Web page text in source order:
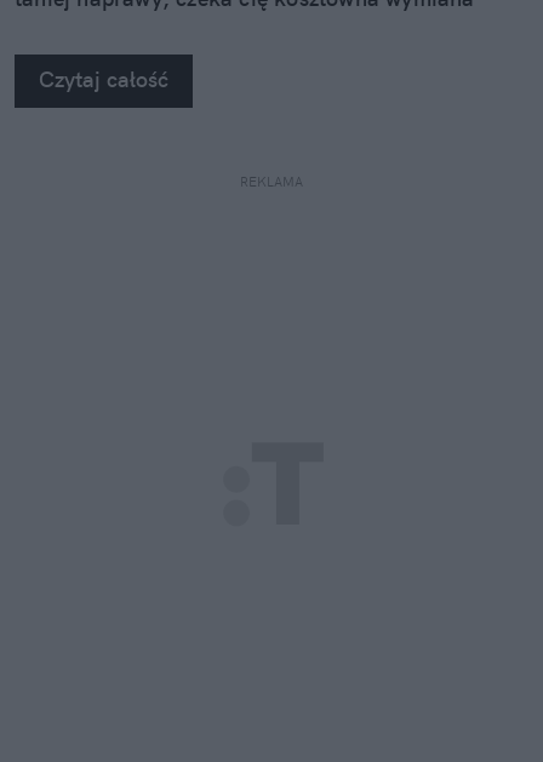
na własne oczy zobaczyć, jak profesjonaliści radzą
sobie z takimi uszkodzeniami.
Czytaj całość
REKLAMA